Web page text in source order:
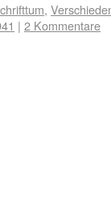
,
| 2 Kommentare